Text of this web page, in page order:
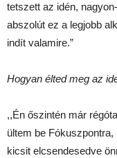
tetszett az idén,
abszolút ez a legjobb
indít valamire.”
Hogyan élted meg az
,,Én őszintén már
ültem be
kicsit elcsendesedve